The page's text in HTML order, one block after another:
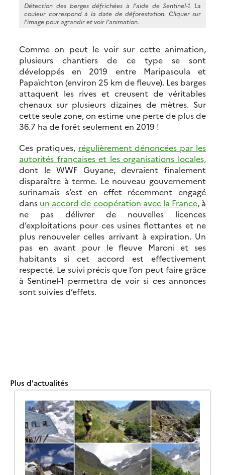
Détection des berges défrichées à l’aide de Sentinel-1. La
couleur correspond à la date de déforestation. Cliquer sur
l’image pour agrandir et voir l’animation.
Comme on peut le voir sur cette animation,
plusieurs chantiers de ce type se sont
développés en 2019 entre Maripasoula et
Papaïchton (environ 25 km de fleuve). Les barges
attaquent les rives et creusent de véritables
chenaux sur plusieurs dizaines de mètres. Sur
cette seule zone, on estime une perte de plus de
36.7 ha de forêt seulement en 2019 !
Ces pratiques, régulièrement dénoncées par les
autorités françaises et les organisations locales,
dont le WWF Guyane, devraient finalement
disparaître à terme. Le nouveau gouvernement
surinamais s’est en effet récemment engagé
dans un accord de coopération avec la France, à
ne pas délivrer de nouvelles licences
d’exploitations pour ces usines flottantes et ne
plus renouveler celles arrivant à expiration. Un
pas en avant pour le fleuve Maroni et ses
habitants si cet accord est effectivement
respecté. Le suivi précis que l’on peut faire grâce
à Sentinel-1 permettra de voir si ces annonces
sont suivies d’effets.
Plus d'actualités